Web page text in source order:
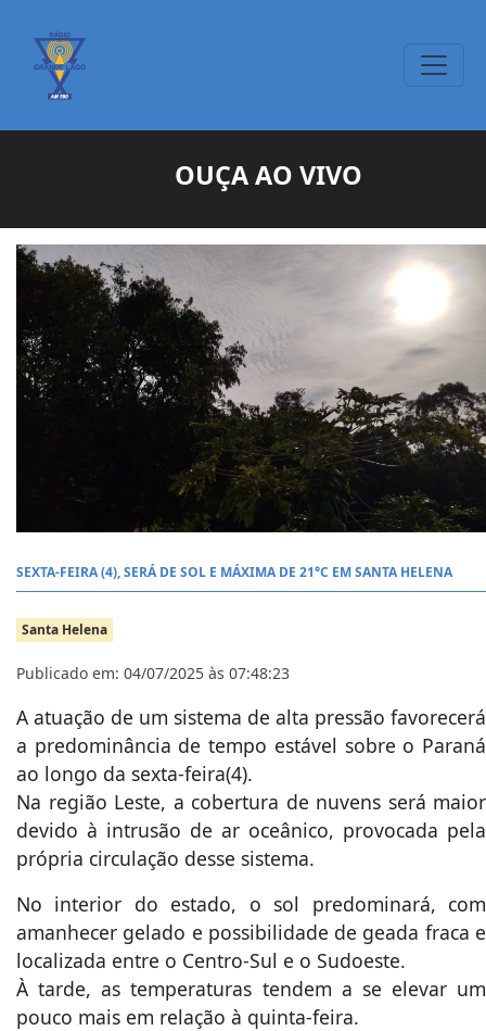
OUÇA AO VIVO
SEXTA-FEIRA (4), SERÁ DE SOL E MÁXIMA DE 21°C EM SANTA HELENA
Santa Helena
Publicado em: 04/07/2025 às 07:48:23
A atuação de um sistema de alta pressão favorecerá
a predominância de tempo estável sobre o Paraná
ao longo da sexta-feira(4).
Na região Leste, a cobertura de nuvens será maior
devido à intrusão de ar oceânico, provocada pela
própria circulação desse sistema.
No interior do estado, o sol predominará, com
amanhecer gelado e possibilidade de geada fraca e
localizada entre o Centro-Sul e o Sudoeste.
À tarde, as temperaturas tendem a se elevar um
pouco mais em relação à quinta-feira.